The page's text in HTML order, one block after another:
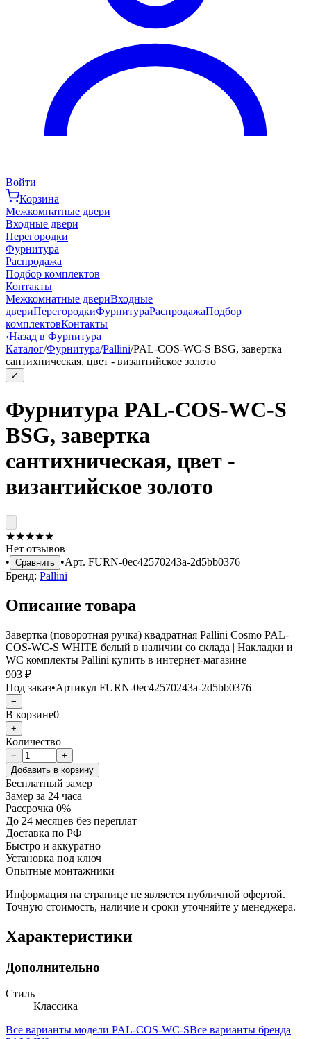
Войти
Корзина
Межкомнатные двери
Входные двери
Перегородки
Фурнитура
Распродажа
Подбор комплектов
Контакты
Межкомнатные двериВходные
двериПерегородкиФурнитураРаспродажаПодбор
комплектовКонтакты
‹Назад в Фурнитура
Каталог/Фурнитура/Pallini/PAL-COS-WC-S BSG, завертка
сантихническая, цвет - византийское золото
⤢
Фурнитура PAL-COS-WC-S
BSG, завертка
сантихническая, цвет -
византийское золото
★★★★★
Нет отзывов
• Сравнить •Арт. FURN-0ec42570243a-2d5bb0376
Бренд: Pallini
Описание товара
Завертка (поворотная ручка) квадратная Pallini Cosmo PAL-
COS-WC-S WHITE белый в наличии со склада | Накладки и
WC комплекты Pallini купить в интернет-магазине
903 ₽
Под заказ•Артикул FURN-0ec42570243a-2d5bb0376
−
В корзине0
+
Количество
−
+
Добавить в корзину
Бесплатный замер
Замер за 24 часа
Рассрочка 0%
До 24 месяцев без переплат
Доставка по РФ
Быстро и аккуратно
Установка под ключ
Опытные монтажники
Информация на странице не является публичной офертой.
Точную стоимость, наличие и сроки уточняйте у менеджера.
Характеристики
Дополнительно
Стиль
Классика
Все варианты модели PAL-COS-WC-SВсе варианты бренда